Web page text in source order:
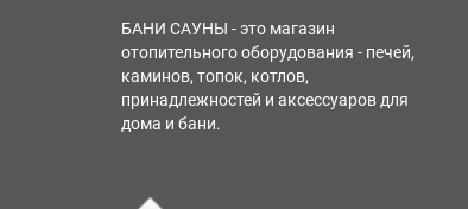
БАНИ САУНЫ - это магазин
отопительного оборудования - печей,
каминов, топок, котлов,
принадлежностей и аксессуаров для
дома и бани.